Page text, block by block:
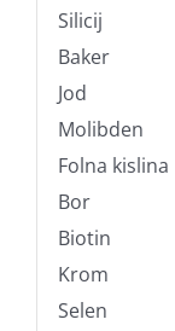
Silicij
Baker
Jod
Molibden
Folna kislina
Bor
Biotin
Krom
Selen